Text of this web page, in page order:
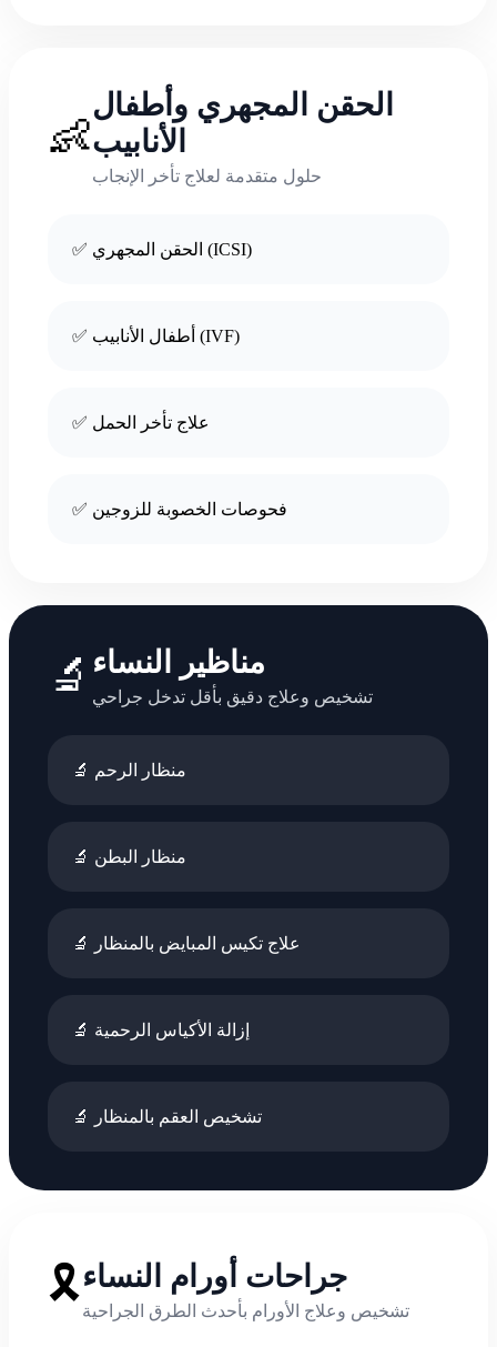
👶
الحقن المجهري وأطفال
الأنابيب
حلول متقدمة لعلاج تأخر الإنجاب
✅ الحقن المجهري (ICSI)
✅ أطفال الأنابيب (IVF)
✅ علاج تأخر الحمل
✅ فحوصات الخصوبة للزوجين
🔬 مناظير النساء
تشخيص وعلاج دقيق بأقل تدخل جراحي
🔬 منظار الرحم
🔬 منظار البطن
🔬 علاج تكيس المبايض بالمنظار
🔬 إزالة الأكياس الرحمية
🔬 تشخيص العقم بالمنظار
🎗️جراحات أورام النساء
تشخيص وعلاج الأورام بأحدث الطرق الجراحية